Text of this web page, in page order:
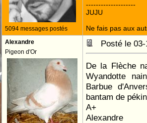
5094 messages postés
--------------------
JUJU
Ne fais pas aux
Alexandre
Pigeon d'Or
Posté le
De la Flèche
Wyandotte
Barbue
bantam de
A+
Alexandre